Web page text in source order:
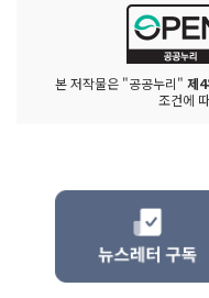
본 저작물은 "공공누리" 제
조건에